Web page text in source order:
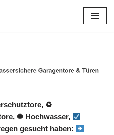
♻
✺ Hochwasser,
gesucht haben: